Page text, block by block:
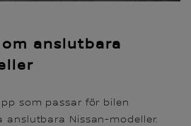
anslutbara
som passar för bilen
Nissan-modeller.